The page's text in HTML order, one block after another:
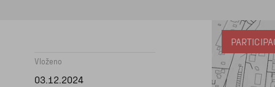
Vloženo
03.12.2024